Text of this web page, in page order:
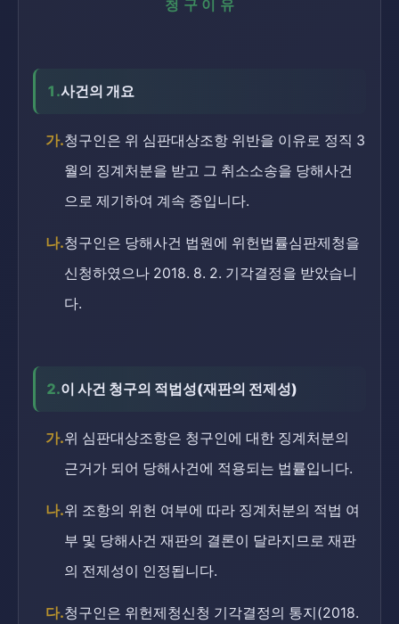
청구이유
1.사건의 개요
가.청구인은 위 심판대상조항 위반을 이유로 정직 3
월의 징계처분을 받고 그 취소소송을 당해사건
으로 제기하여 계속 중입니다.
나.청구인은 당해사건 법원에 위헌법률심판제청을
신청하였으나 2018. 8. 2. 기각결정을 받았습니
다.
2.이 사건 청구의 적법성(재판의 전제성)
가.위 심판대상조항은 청구인에 대한 징계처분의
근거가 되어 당해사건에 적용되는 법률입니다.
나.위 조항의 위헌 여부에 따라 징계처분의 적법 여
부 및 당해사건 재판의 결론이 달라지므로 재판
의 전제성이 인정됩니다.
다.청구인은 위헌제청신청 기각결정의 통지(2018.